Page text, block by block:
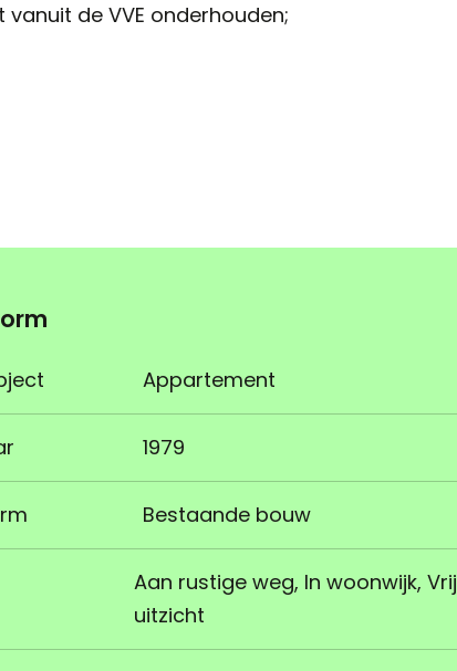
de VVE onderhouden;
Appartement
1979
Bestaande bouw
Aan rustige weg, In woonwijk, Vrij
uitzicht